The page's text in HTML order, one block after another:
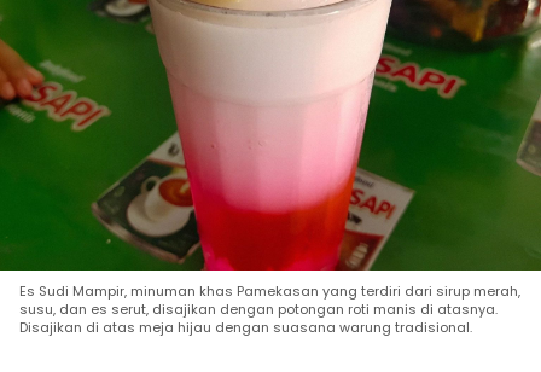
Es Sudi Mampir, minuman khas Pamekasan yang terdiri dari sirup merah,
susu, dan es serut, disajikan dengan potongan roti manis di atasnya.
Disajikan di atas meja hijau dengan suasana warung tradisional.